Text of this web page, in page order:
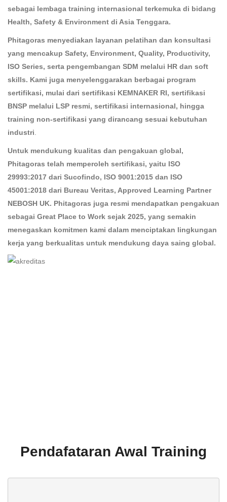
sebagai lembaga training internasional terkemuka di bidang
Health, Safety & Environment di Asia Tenggara.
Phitagoras menyediakan layanan pelatihan dan konsultasi
yang mencakup Safety, Environment, Quality, Productivity,
ISO Series, serta pengembangan SDM melalui HR dan soft
skills. Kami juga menyelenggarakan berbagai program
sertifikasi, mulai dari sertifikasi KEMNAKER RI, sertifikasi
BNSP melalui LSP resmi, sertifikasi internasional, hingga
training non-sertifikasi yang dirancang sesuai kebutuhan
industri
Untuk mendukung kualitas dan pengakuan global,
Phitagoras telah memperoleh sertifikasi, yaitu ISO
29993:2017 dari Sucofindo, ISO 9001:2015 dan ISO
45001:2018 dari Bureau Veritas, Approved Learning Partner
NEBOSH UK. Phitagoras juga resmi mendapatkan pengakuan
sebagai Great Place to Work sejak 2025, yang semakin
menegaskan komitmen kami dalam menciptakan lingkungan
kerja yang berkualitas untuk mendukung daya saing global.
Pendafataran Awal Training